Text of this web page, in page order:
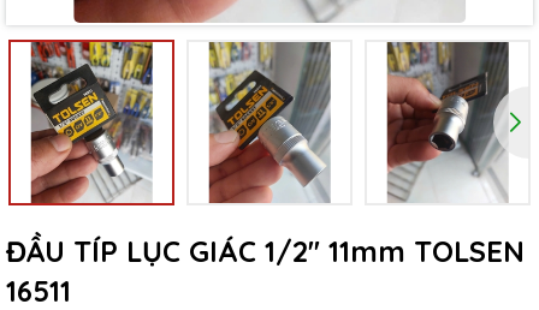
ĐẦU TÍP LỤC GIÁC 1/2'' 11mm TOLSEN
16511